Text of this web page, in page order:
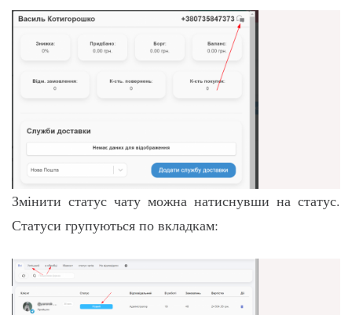
Змінити статус чату можна натиснувши на статус.
Статуси групуються по вкладкам: